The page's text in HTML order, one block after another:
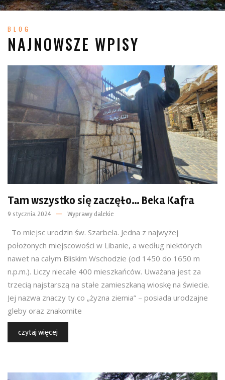
BLOG
NAJNOWSZE WPISY
Tam wszystko się zaczęło… Beka Kafra
9 stycznia 2024 Wyprawy dalekie
To miejsc urodzin św. Szarbela. Jedna z najwyżej
położonych miejscowości w Libanie, a według niektórych
nawet na całym Bliskim Wschodzie (od 1450 do 1650 m
n.p.m.). Liczy niecałe 400 mieszkańców. Uważana jest za
trzecią najstarszą na stałe zamieszkaną wioskę na świecie.
Jej nazwa znaczy ty co „żyzna ziemia” – posiada urodzajne
gleby oraz znakomite
czytaj więcej